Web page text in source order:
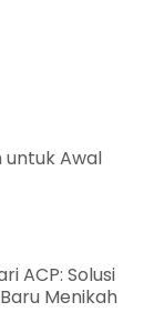
untuk Awal
ACP: Solusi
Menikah